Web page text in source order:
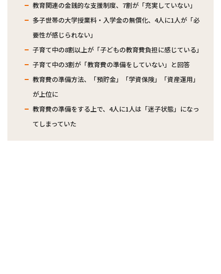
教育関連の金銭的な支援制度、7割が「充実していない」
多子世帯の大学授業料・入学金の無償化、4人に1人が「必
要性が感じられない」
子育て中の8割以上が「子どもの教育費負担に感じている」
子育て中の3割が「教育費の準備をしていない」と回答
教育費の準備方法、「預貯金」「学資保険」「資産運用」
が上位に
教育費の準備をする上で、4人に1人は「迷子状態」になっ
てしまっていた